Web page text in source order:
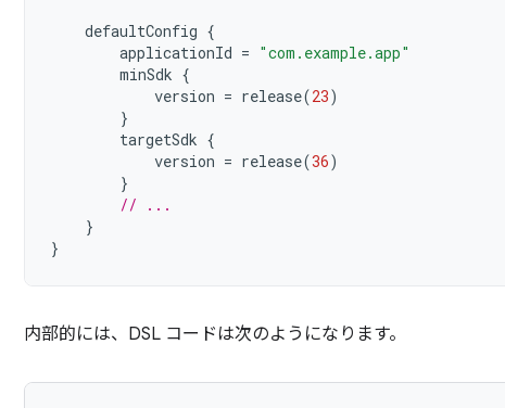
defaultConfig {
applicationId = "com.example.app"
minSdk {
version = release(23)
}
targetSdk {
version = release(36)
}
// ...
}
}
内部的には、DSL コードは次のようになります。